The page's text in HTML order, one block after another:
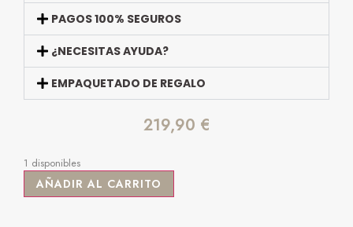
PAGOS 100% SEGUROS
¿NECESITAS AYUDA?
EMPAQUETADO DE REGALO
219,90 €
1 disponibles
AÑADIR AL CARRITO